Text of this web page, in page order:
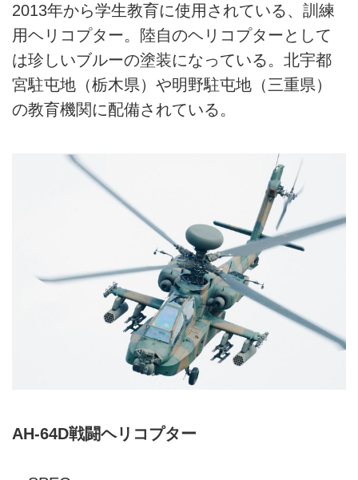
2013年から学生教育に使用されている、訓練
用ヘリコプター。陸自のヘリコプターとして
は珍しいブルーの塗装になっている。北宇都
宮駐屯地（栃木県）や明野駐屯地（三重県）
の教育機関に配備されている。
AH-64D戦闘ヘリコプター